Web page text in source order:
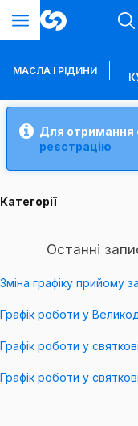
МАСЛА І РІДИНИ
Для отримання
реєстрацію
Категорії
Останні
Зміна графіку прийому
Графік роботи у
Графік роботи у
Графік роботи у